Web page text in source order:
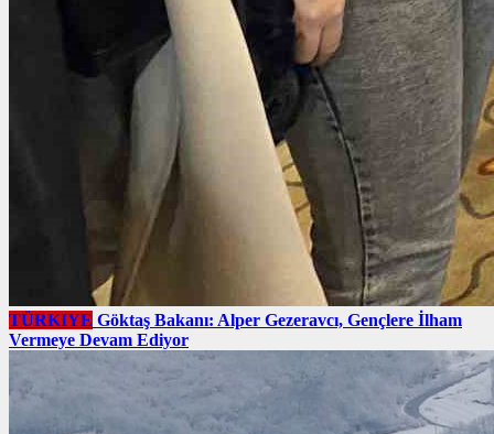
TÜRKIYE Göktaş Bakanı: Alper Gezeravcı, Gençlere İlham
Vermeye Devam Ediyor